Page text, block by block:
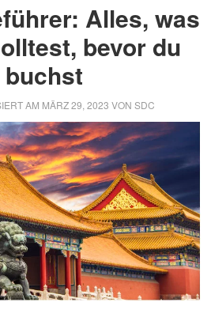
Alles, was
bevor du
buchst
AM MÄRZ 29, 2023 VONSDC